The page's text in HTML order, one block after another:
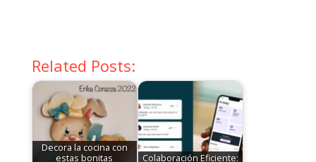
Related Posts:
Decora la cocina con
estas bonitas
Colaboración Eficiente: